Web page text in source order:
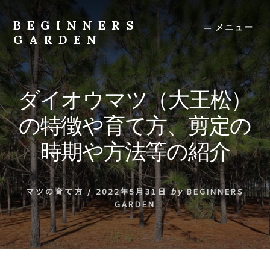
content
BEGINNERS
GARDEN
植
物
の
種
類
や
育
て
方
の
紹
介
を
行
メニュー
ダイオウマツ（大王松）
の特徴や育て方、剪定の
時期や方法等の紹介
マツの育て方 / 2022年5月31日 by BEGINNERS
GARDEN